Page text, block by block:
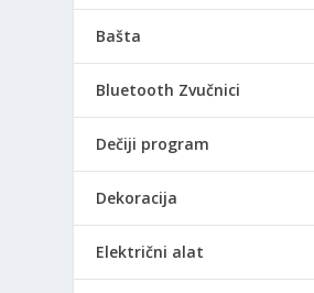
Bašta
Bluetooth Zvučnici
Dečiji program
Dekoracija
Električni alat